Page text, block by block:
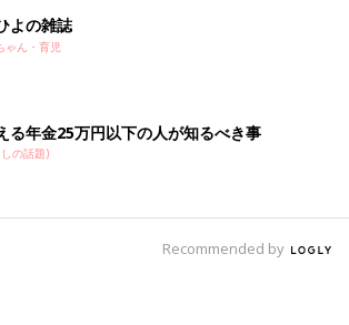
よの雑誌
ゃん・育児
る年金25万円以下の人が知るべき事
の話題)
Recommended by